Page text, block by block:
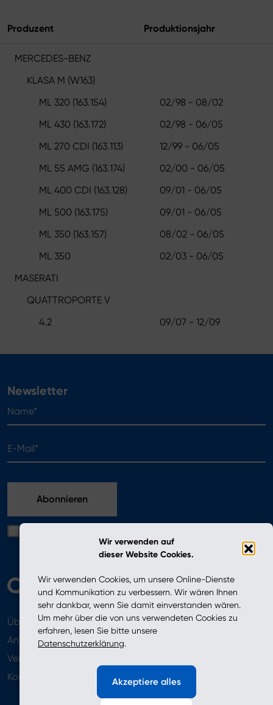
Wir verwenden auf
dieser Website Cookies.
Wir verwenden Cookies, um unsere Online-Dienste
und Kommunikation zu verbessern. Wir wären Ihnen
sehr dankbar, wenn Sie damit einverstanden wären.
Um mehr über die von uns verwendeten Cookies zu
erfahren, lesen Sie bitte unsere
Datenschutzerklärung.
Akzeptiere alles
Produzent Produktionsjahr
MERCEDES-BENZ
KLASA M (W163)
ML 320 (163.154)
02/98 - 08/02
ML 430 (163.172)
02/98 - 06/05
ML 270 CDI (163.113)
12/99 - 06/05
ML 55 AMG (163.174)
02/00 - 06/05
ML 400 CDI (163.128)
09/01 - 06/05
ML 500 (163.175)
09/01 - 06/05
ML 350 (163.157)
08/02 - 06/05
ML 350
02/03 - 06/05
MASERATI
QUATTROPORTE V
4.2
09/07 - 12/09
Newsletter
Ich bestätige, dass ich die in der Datenschutzerklärung
enthaltenen Bedingungen gelesen habe
Über uns
Angebot
Aktuelles
Verkaufsstellen
Kontakt